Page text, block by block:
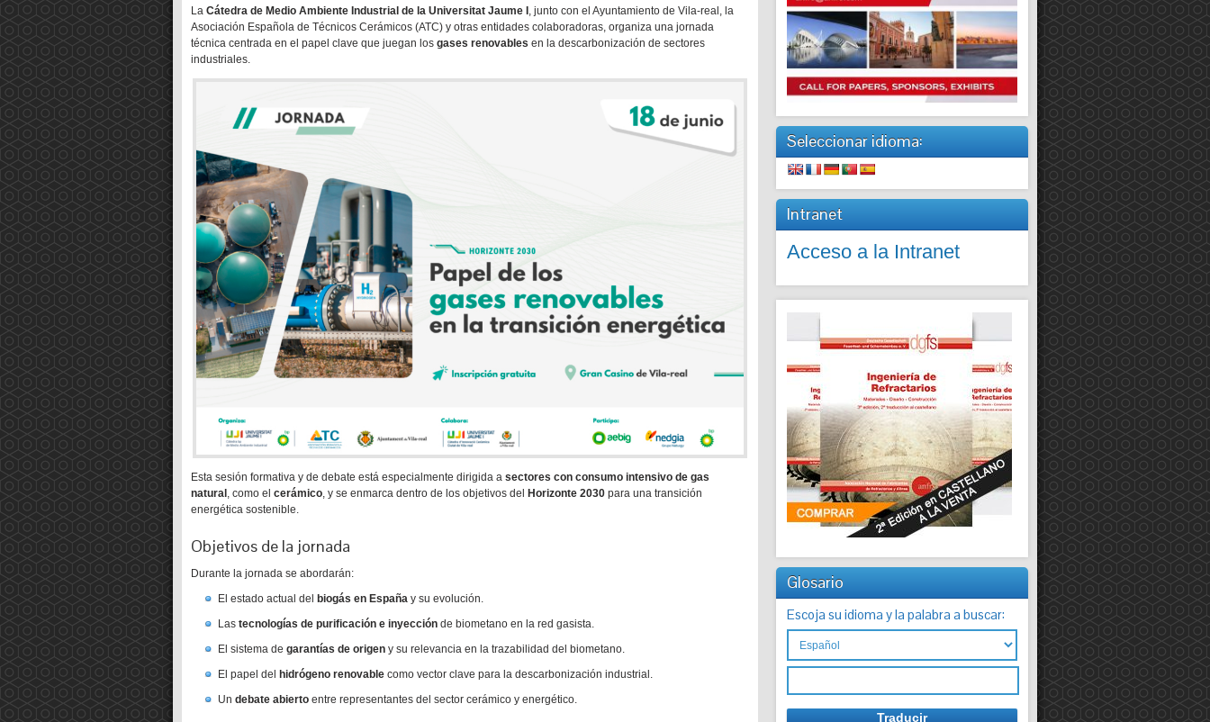
La Cátedra de Medio Ambiente Industrial de la Universitat Jaume I , junto con el Ayuntamiento de Vila-real, la
Asociación Española de Técnicos Cerámicos (ATC) y otras entidades colaboradoras, organiza una jornada
técnica centrada en el papel clave que juegan los gases renovables en la descarbonización de sectores
industriales.
Esta sesión formativa y de debate está especialmente dirigida a sectores con consumo intensivo de gas
natural , como el cerámico, y se enmarca dentro de los objetivos del Horizonte 2030 para una transición
energética sostenible.
Objetivos de la jornada
Durante la jornada se abordarán:
El estado actual del
biogás en España y su evolución.
Las tecnologías de purificación e inyección de biometano en la red gasista.
El sistema de garantías de origen y su relevancia en la trazabilidad del biometano.
El papel del
hidrógeno renovable como vector clave para la descarbonización industrial.
Un debate abierto entre representantes del sector cerámico y energético.
Seleccionar idioma:
Intranet
Acceso a la Intranet
Glosario
Escoja su idioma y la palabra a buscar: